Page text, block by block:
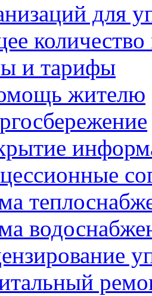
для
и тарифы
жителю